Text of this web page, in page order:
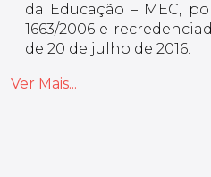
da Educação – MEC,
1663/2006 e
de 20 de julho de 2016.
Ver Mais...